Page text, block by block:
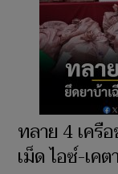
ทลาย 4 เครื
เม็ด ไอซ์-เค